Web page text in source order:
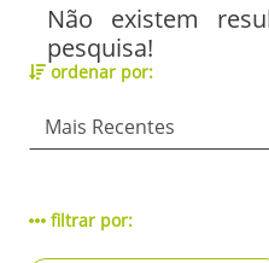
Não existem
pesquisa!
ordenar por:
filtrar por: